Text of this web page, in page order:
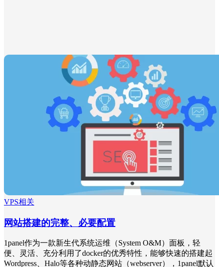
VPS相关
网站搭建的完整、必要配置
1panel作为一款新生代系统运维（System O&M）面板，轻
便、灵活、充分利用了docker的优秀特性，能够快速的搭建起
Wordpress、Halo等各种动静态网站（webserver），1panel默认